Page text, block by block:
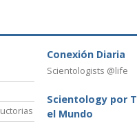
Conexión Diaria
Scientologists @life
Scientology por
el Mundo